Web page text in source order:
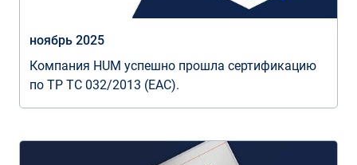
ноябрь 2025
Компания HUM успешно прошла сертификацию
по ТР ТС 032/2013 (EAC).